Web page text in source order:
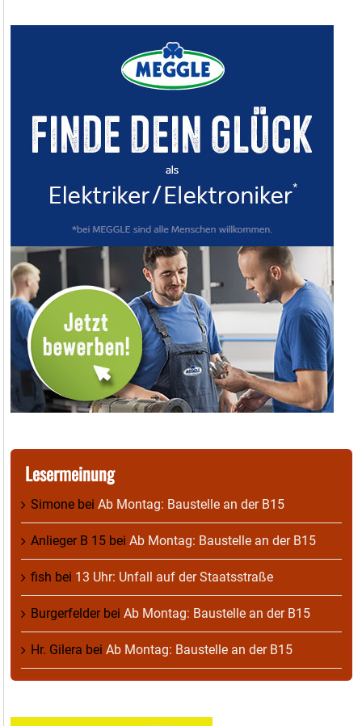
Lesermeinung
Simone bei Ab Montag: Baustelle an der B15
Anlieger B 15 bei Ab Montag: Baustelle an der B15
fish bei 13 Uhr: Unfall auf der Staatsstraße
Burgerfelderbei Ab Montag: Baustelle an der B15
Hr. Gilera bei Ab Montag: Baustelle an der B15